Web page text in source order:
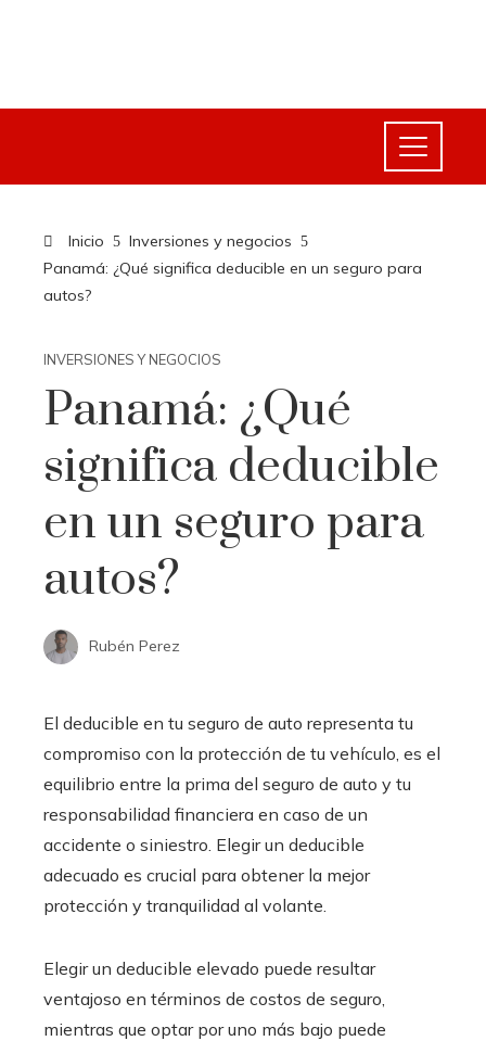
Inicio
Inversiones y negocios
Panamá: ¿Qué significa deducible en un seguro para
autos?
INVERSIONES Y NEGOCIOS
Panamá: ¿Qué
significa deducible
en un seguro para
autos?
Rubén Perez
El deducible en tu seguro de auto representa tu
compromiso con la protección de tu vehículo, es el
equilibrio entre la prima del seguro de auto y tu
responsabilidad financiera en caso de un
accidente o siniestro. Elegir un deducible
adecuado es crucial para obtener la mejor
protección y tranquilidad al volante.
Elegir un deducible elevado puede resultar
ventajoso en términos de costos de seguro,
mientras que optar por uno más bajo puede